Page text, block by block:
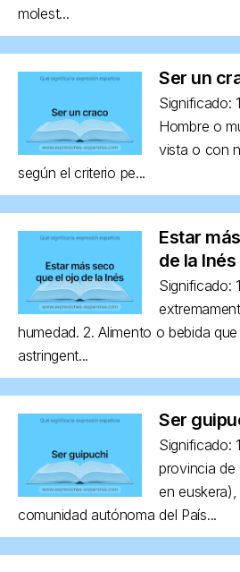
molest...
Ser un
Significado:
Hombre o
vista o con
según el criterio pe...
Estar
de la Inés
Significado:
humedad. 2. Alimento o bebida
astringent...
Ser
Significado:
provincia de
en
comunidad autónoma del País...